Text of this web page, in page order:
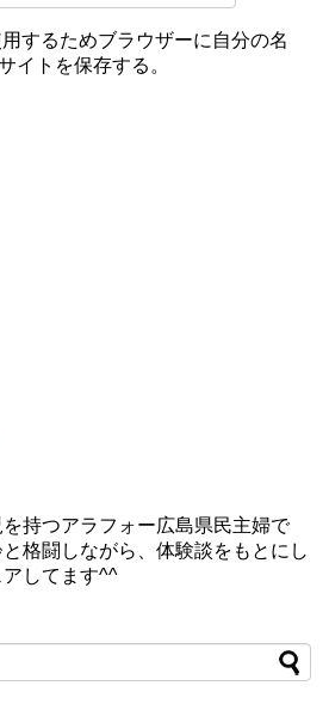
するためブラウザーに自分の名
イトを保存する。
持つアラフォー広島県民主婦で
格闘しながら、体験談をもとにし
してます^^